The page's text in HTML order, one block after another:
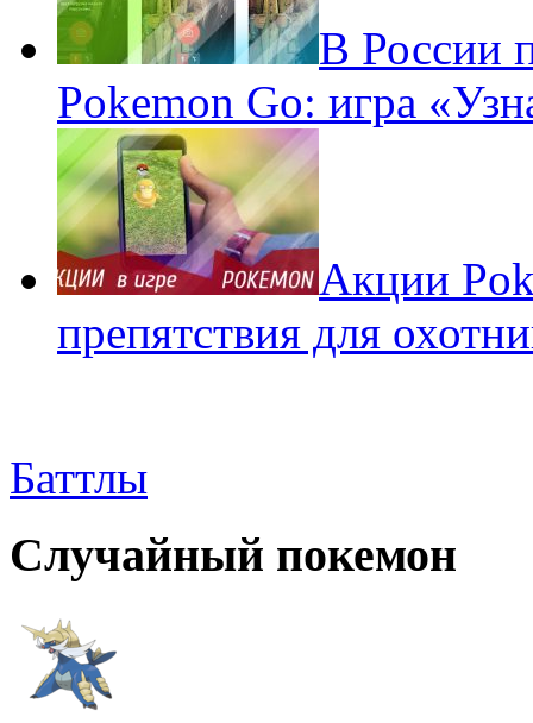
В России
Pokemon Go: игра
Акции
препятствия для
Баттлы
Случайный покемон